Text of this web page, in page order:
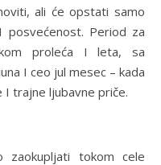
ali će opstati samo
Period za
proleća I leta, sa
I ceo jul mesec – kada
trajne ljubavne priče.
zaokupljati tokom cele